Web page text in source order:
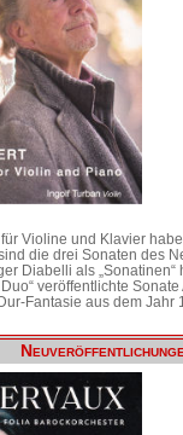
Violine und Klavier
die drei Sonaten des
Diabelli als
veröffentlichte
Fantasie aus dem Jahr